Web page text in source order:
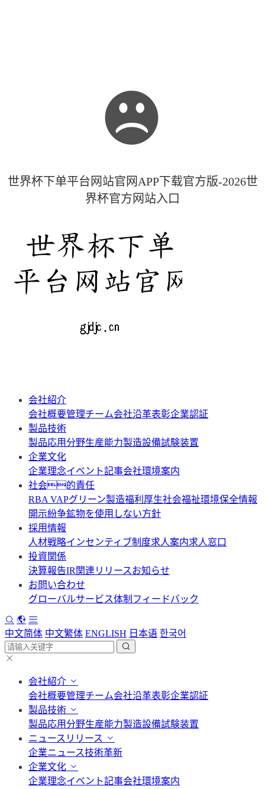
世界杯下单平台网站官网APP下载官方版-2026世
界杯官方网站入口
会社紹介
会社概要管理チーム会社沿革表彰企業認証
製品技術
製品応用分野生産能力製造設備試験装置
企業文化
企業理念イベント記事会社環境案内
社会的責任
RBA VAPグリーン製造福利厚生社会福祉環境保全情報
開示紛争鉱物を使用しない方針
採用情報
人材戦略インセンティブ制度求人案内求人窓口
投資関係
決算報告IR関連リリースお知らせ
お問い合わせ
グローバルサービス体制 フィードバック
中文简体 中文繁体 ENGLISH 日本语 한국어
会社紹介
会社概要管理チーム会社沿革表彰企業認証
製品技術
製品応用分野生産能力製造設備試験装置
ニュースリリース
企業ニュース技術革新
企業文化
企業理念イベント記事会社環境案内